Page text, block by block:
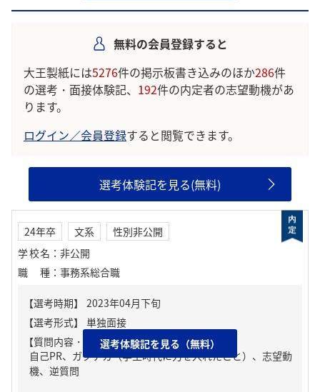
無料の会員登録すると
大王製紙には5276件の掲示板書き込みのほか286件
の選考・面接体験記、 192件の内定者の志望動機があ
ります。
ログイン／会員登録すると閲覧できます。
選考体験記を見る(無料)
24年卒 文系
性別非公開
学校名 ： 非公開
職種 ： 事務系総合職
【質問内容・課題】
自己PR、ガクチカ（学生時代に力を入れたこと）、志望動
機、逆質問
選考体験記を見る（無料）